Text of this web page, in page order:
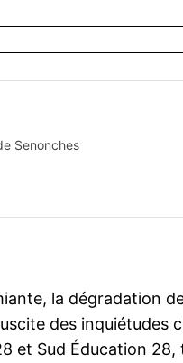
Senonches
la dégradation
des inquiétudes
et Sud Éducation